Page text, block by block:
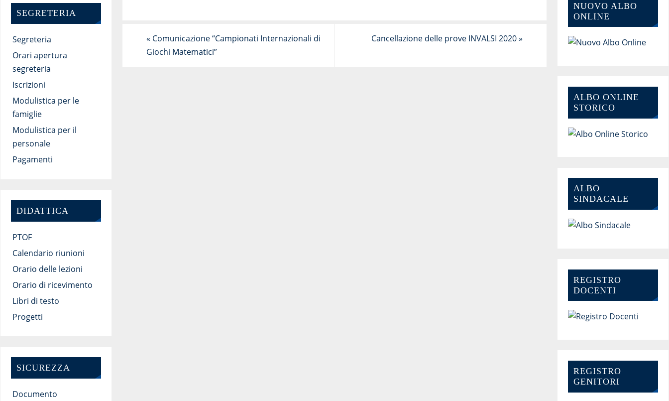
« Comunicazione “Campionati Internazionali di
Giochi Matematici”
Cancellazione delle prove INVALSI 2020»
SEGRETERIA
Segreteria
Orari apertura
segreteria
Iscrizioni
Modulistica per le
famiglie
Modulistica per il
personale
Pagamenti
DIDATTICA
PTOF
Calendario riunioni
Orario delle lezioni
Orario di ricevimento
Libri di testo
Progetti
SICUREZZA
Documento
NUOVO ALBO
ONLINE
ALBO ONLINE
STORICO
ALBO
SINDACALE
REGISTRO
DOCENTI
REGISTRO
GENITORI